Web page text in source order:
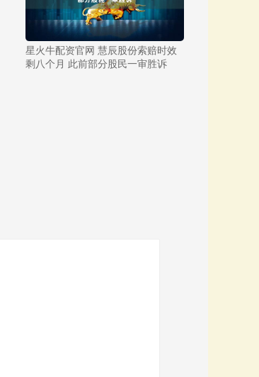
星火牛配资官网 慧辰股份索赔时效
剩八个月 此前部分股民一审胜诉